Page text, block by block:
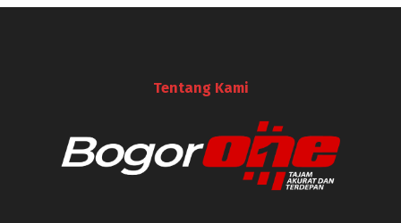
Tentang Kami